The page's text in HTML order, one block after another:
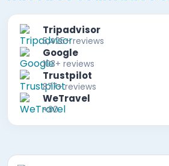
Tripadvisor
5,425+ reviews
Google
103+ reviews
Trustpilot
877+ reviews
WeTravel
+80